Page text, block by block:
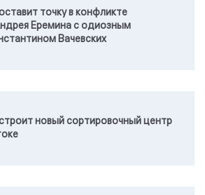
точку в конфликте
Еремина с одиозным
Вачевских
новый сортировочный центр